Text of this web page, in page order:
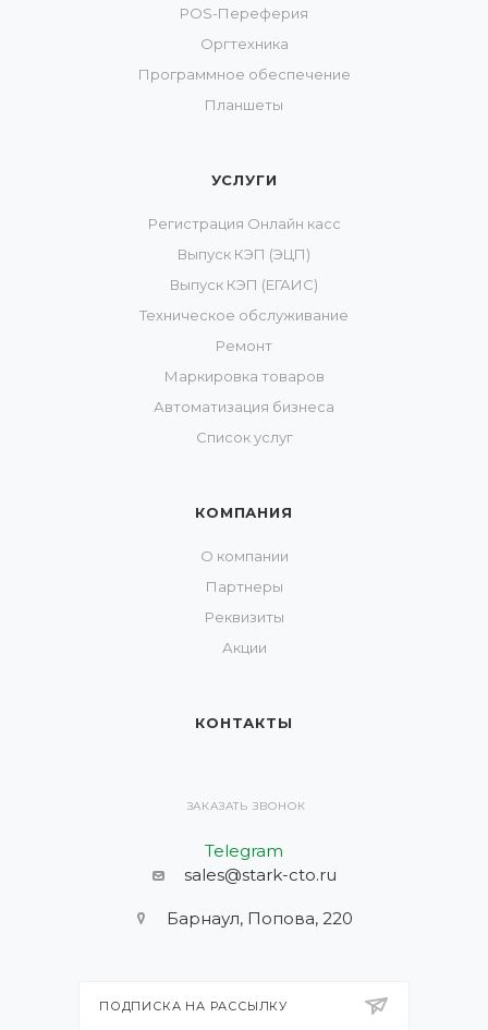
POS-Переферия
Оргтехника
Программное обеспечение
Планшеты
УСЛУГИ
Регистрация Онлайн касс
Выпуск КЭП (ЭЦП)
Выпуск КЭП (ЕГАИС)
Техническое обслуживание
Ремонт
Маркировка товаров
Автоматизация бизнеса
Список услуг
КОМПАНИЯ
О компании
Партнеры
Реквизиты
Акции
КОНТАКТЫ
ЗАКАЗАТЬ ЗВОНОК
Telegram
sales@stark-cto.ru
Барнаул, Попова, 220
ПОДПИСКА НА РАССЫЛКУ